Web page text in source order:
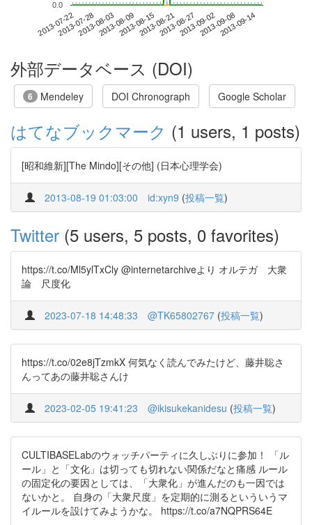
2013-07-222013-07-282013-08-032013-08-092013-08-152013-08-212013-08-272013-09-022013-09-082013-09-14
0.0
外部データベース (DOI)
6 Mendeley DOI Chronograph Google Scholar
はてなブックマーク (1 users, 1 posts)
[昭和維新][The Mindo][その他] (日本心理学会)
2013-08-19 01:03:00 id:xyn9 (投稿一覧)
Twitter (5 users, 5 posts, 0 favorites)
https://t.co/Ml5ylTxCly @internetarchiveより オルテガ 大衆
論 尺度化
2023-07-18 14:48:33 @TK65802767 (投稿一覧)
https://t.co/02e8jTzmkX 何気なく読んでみたけど、藤井聡さ
んってあの藤井聡さんけ
2023-02-05 19:41:23 @ikisukekanidesu (投稿一覧)
CULTIBASELabのウォッチパーティに久しぶりに参加！ 「ル
ール」と「文化」は切っても切れない関係だなと痛感 ルール
の固定化の要因としては、「大衆化」が進んだのも一因では
ないかと。 自身の「大衆尺度」を定期的に測るといういうマ
イルールを設けてみようかな。 https://t.co/a7NQPRS64E